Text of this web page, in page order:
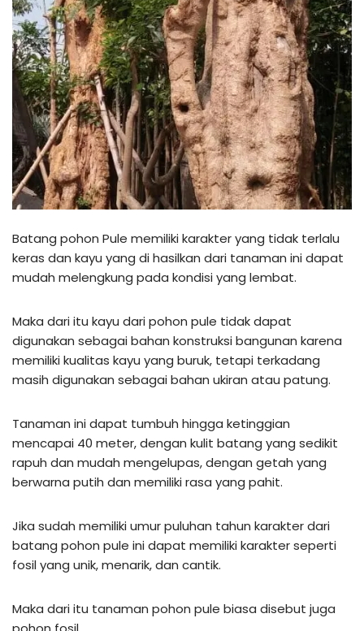
Batang pohon Pule memiliki karakter yang tidak terlalu
keras dan kayu yang di hasilkan dari tanaman ini dapat
mudah melengkung pada kondisi yang lembat.
Maka dari itu kayu dari pohon pule tidak dapat
digunakan sebagai bahan konstruksi bangunan karena
memiliki kualitas kayu yang buruk, tetapi terkadang
masih digunakan sebagai bahan ukiran atau patung.
Tanaman ini dapat tumbuh hingga ketinggian
mencapai 40 meter, dengan kulit batang yang sedikit
rapuh dan mudah mengelupas, dengan getah yang
berwarna putih dan memiliki rasa yang pahit.
Jika sudah memiliki umur puluhan tahun karakter dari
batang pohon pule ini dapat memiliki karakter seperti
fosil yang unik, menarik, dan cantik.
Maka dari itu tanaman pohon pule biasa disebut juga